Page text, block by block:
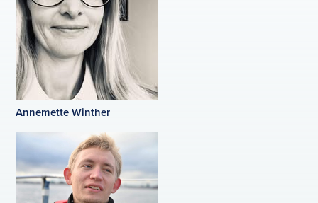
Annemette Winther